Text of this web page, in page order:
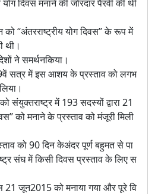
दिवस मनाने की जोरदार पैरवी की थी
‘‘अंतरराष्ट्रीय योग दिवस’’ के रूप में
थी।
ने समर्थनकिया।
सत्र में इस आशय के प्रस्ताव को लगभ
संयुक्तराष्ट्र में 193 सदस्यों द्वारा 21
को मनाने के प्रस्ताव को मंजूरी मिली
को 90 दिन केअंदर पूर्ण बहुमत से पा
संघ में किसी दिवस प्रस्ताव के लिए स
21 जून2015 को मनाया गया और पूरे वि